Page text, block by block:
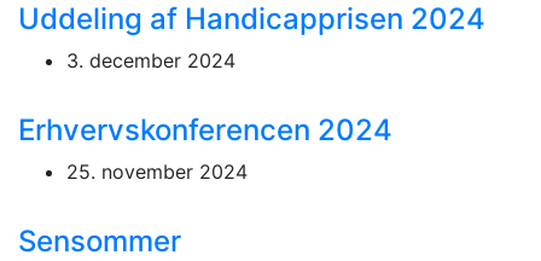
Uddeling af Handicapprisen 2024
3. december 2024
Erhvervskonferencen 2024
25. november 2024
Sensommer